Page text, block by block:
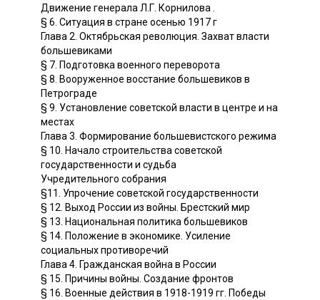
Движение генерала Л.Г. Корнилова .
§ 6. Ситуация в стране осенью 1917 г
Глава 2. Октябрьская революция. Захват власти
большевиками
§ 7. Подготовка военного переворота
§ 8. Вооруженное восстание большевиков в
Петрограде
§ 9. Установление советской власти в центре и на
местах
Глава 3. Формирование большевистского режима
§ 10. Начало строительства советской
государственности и судьба
Учредительного собрания
§11. Упрочение советской государственности
§ 12. Выход России из войны. Брестский мир
§ 13. Национальная политика большевиков
§ 14. Положение в экономике. Усиление
социальных противоречий
Глава 4. Гражданская война в России
§ 15. Причины войны. Создание фронтов
§ 16. Военные действия в 1918-1919 гг. Победы